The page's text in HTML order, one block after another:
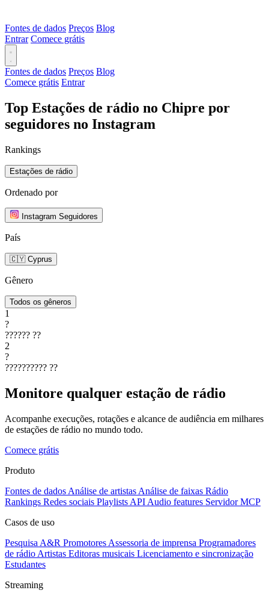
Fontes de dados Preços Blog
Entrar Comece grátis
Fontes de dados Preços Blog
Comece grátis Entrar
Top Estações de rádio no Chipre por
seguidores no Instagram
Rankings
Estações de rádio
Ordenado por
Instagram Seguidores
País
🇨🇾 Cyprus
Gênero
Todos os gêneros
1
?
?????? ??
2
?
?????????? ??
Monitore qualquer estação de rádio
Acompanhe execuções, rotações e alcance de audiência em milhares
de estações de rádio no mundo todo.
Comece grátis
Produto
Fontes de dados Análise de artistas Análise de faixas Rádio
Rankings Redes sociais Playlists API Audio features Servidor MCP
Casos de uso
Pesquisa A&R Promotores Assessoria de imprensa Programadores
de rádio Artistas Editoras musicais Licenciamento e sincronização
Estudantes
Streaming